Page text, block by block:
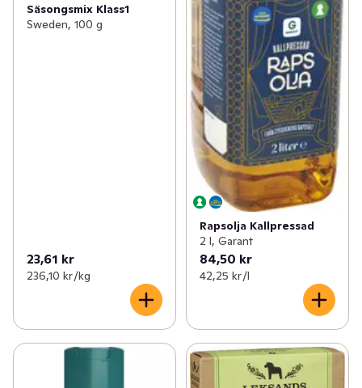
Säsongsmix Klass1
Sweden, 100 g
23,61 kr
236,10 kr /kg
Rapsolja Kallpressad
2 l, Garant
84,50 kr
42,25 kr /l